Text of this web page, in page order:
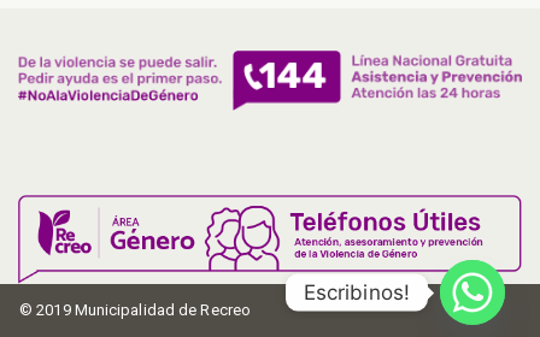
© 2019 Municipalidad de Recreo
Escribinos!